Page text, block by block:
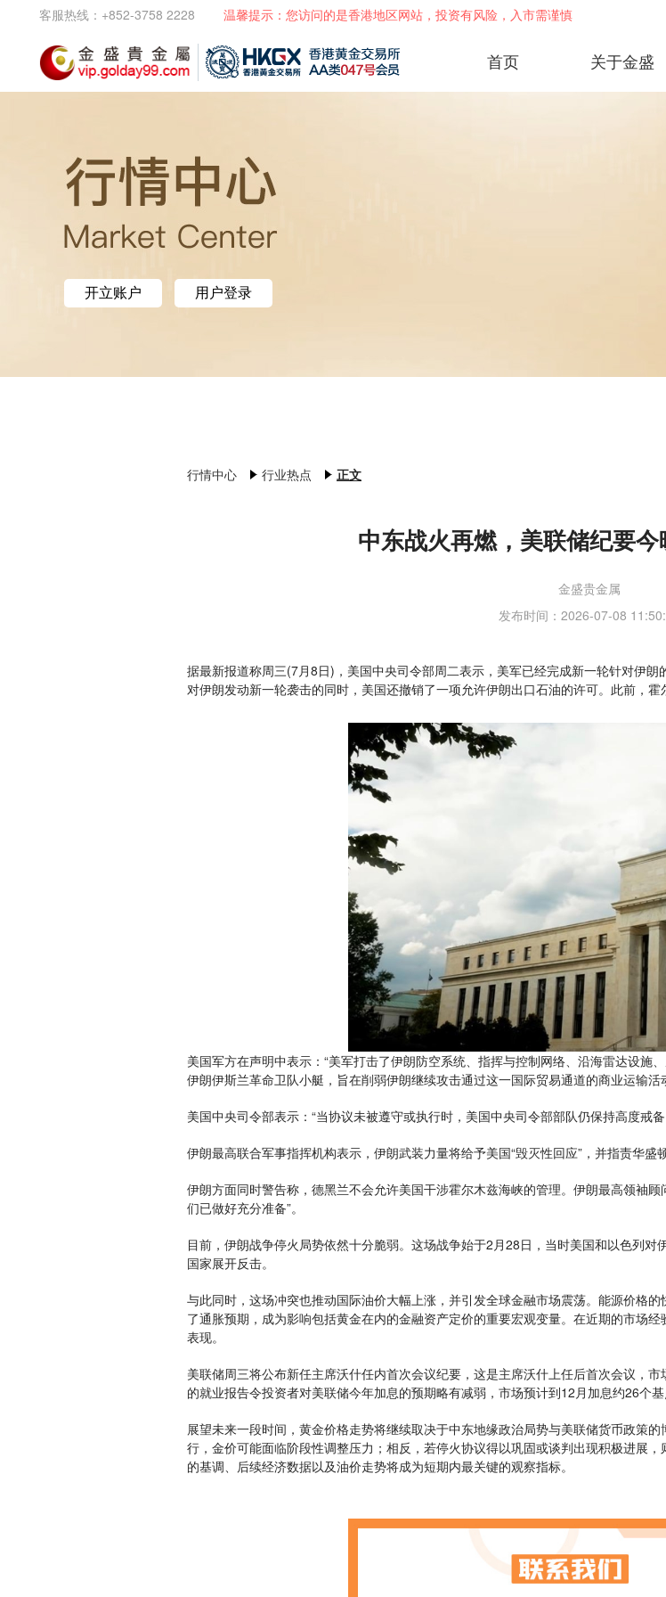
客服热线：+852-3758 2228 温馨提示：您访问的是香港地区网站，投资有风险，入市需谨慎
首页 关于金盛
开立账户 用户登录
行情中心 行业热点 正文
中东战火再燃，美联储纪要
金盛贵金属
发布时间：2026-07-08
据最新报道称周三(7月8日)，美国中央司令部周二表示，美军已经完成新一轮针对伊
对伊朗发动新一轮袭击的同时，美国还撤销了一项允许伊朗出口石油的许可。此前，霍
美国军方在声明中表示：“美军打击了伊朗防空系统、指挥与控制网络、沿海雷达设施
伊朗伊斯兰革命卫队小艇，旨在削弱伊朗继续攻击通过这一国际贸易通道的商业运输活
美国中央司令部表示：“当协议未被遵守或执行时，美国中央司令部部队仍保持高度戒
伊朗最高联合军事指挥机构表示，伊朗武装力量将给予美国“毁灭性回应”，并指责华盛
伊朗方面同时警告称，德黑兰不会允许美国干涉霍尔木兹海峡的管理。伊朗最高领袖
们已做好充分准备”。
目前，伊朗战争停火局势依然十分脆弱。这场战争始于2月28日，当时美国和以色列
国家展开反击。
与此同时，这场冲突也推动国际油价大幅上涨，并引发全球金融市场震荡。能源价格
了通胀预期，成为影响包括黄金在内的金融资产定价的重要宏观变量。在近期的市场
表现。
美联储周三将公布新任主席沃什任内首次会议纪要，这是主席沃什上任后首次会议，
的就业报告令投资者对美联储今年加息的预期略有减弱，市场预计到12月加息约26个基
展望未来一段时间，黄金价格走势将继续取决于中东地缘政治局势与美联储货币政策
行，金价可能面临阶段性调整压力；相反，若停火协议得以巩固或谈判出现积极进展
的基调、后续经济数据以及油价走势将成为短期内最关键的观察指标。